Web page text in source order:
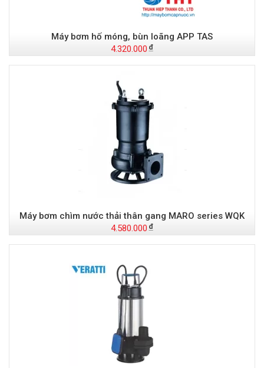
Máy bơm hố móng, bùn loãng APP TAS
4.320.000
Máy bơm chìm nước thải thân gang MARO series WQK
4.580.000